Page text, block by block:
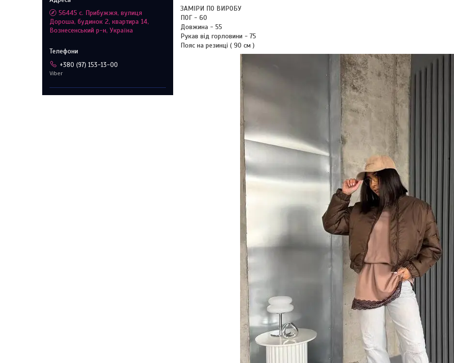
ЗАМІРИ ПО ВИРОБУ
ПОГ - 60
Довжина - 55
Рукав від горловини - 75
Пояс на резинці ( 90 см )
56445 с. Прибужжя, вулиця
Дороша, будинок 2, квартира 14,
Вознесенський р-н, Україна
+380 (97) 153-13-00
Viber